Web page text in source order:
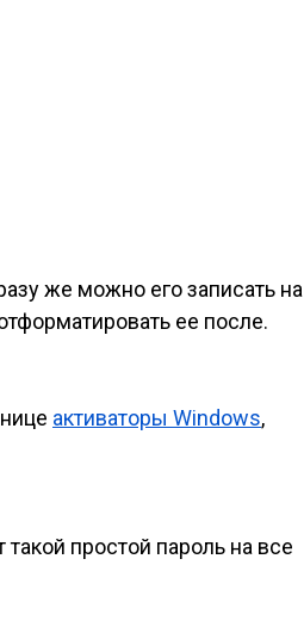
же можно его записать на
ее после.
активаторы Windows,
простой пароль на все